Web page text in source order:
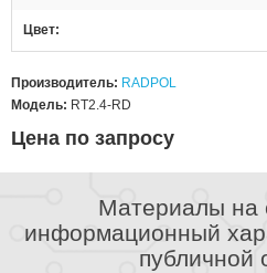
Цвет
Производитель: RADPOL
Модель: RT2.4-RD
Цена по запросу
Материалы на
информационный
публичной